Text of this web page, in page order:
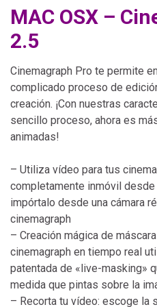
MAC OSX –
2.5
Cinemagraph Pro te permite
complicado proceso de
creación. ¡Con nuestras
sencillo proceso, ahora es
animadas!
– Utiliza vídeo para tus
completamente inmóvil
impórtalo desde una cámara
cinemagraph
– Creación mágica de
cinemagraph en tiempo real
patentada de «live-masking»
medida que pintas sobre la
– Recorta tu vídeo: escoge la